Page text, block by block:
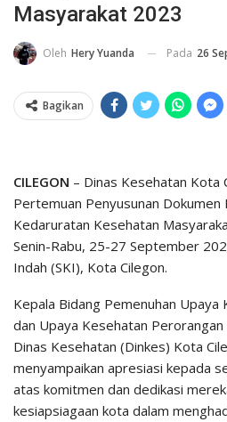
Masyarakat 2023
Oleh Hery Yuanda Pada 26
Bagikan
CILEGON – Dinas Kesehatan Kota
Pertemuan Penyusunan Dokumen
Kedaruratan Kesehatan
Senin-Rabu, 25-27 September
Indah (SKI), Kota Cilegon.
Kepala Bidang Pemenuhan
dan Upaya Kesehatan
Dinas Kesehatan (Dinkes) Kota
menyampaikan apresiasi kepada
atas komitmen dan dedikasi
kesiapsiagaan kota dalam